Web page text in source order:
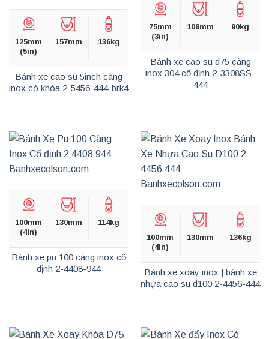
125mm
(5in)
157mm 136kg
Bánh xe cao su 5inch càng
inox có khóa 2-5456-444-brk4
75mm
(3in)
108mm 90kg
Bánh xe cao su d75 càng
inox 304 cố định 2-3308SS-
444
100mm
(4in)
130mm 114kg
Bánh xe pu 100 càng inox cố
định 2-4408-944
100mm
(4in)
130mm 136kg
Bánh xe xoay inox | bánh xe
nhựa cao su d100 2-4456-444